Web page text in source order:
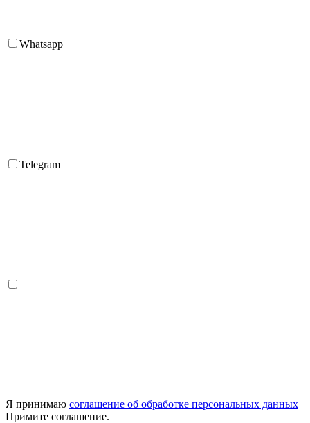
Whatsapp
Telegram
Я принимаю соглашение об обработке персональных данных
Примите соглашение.